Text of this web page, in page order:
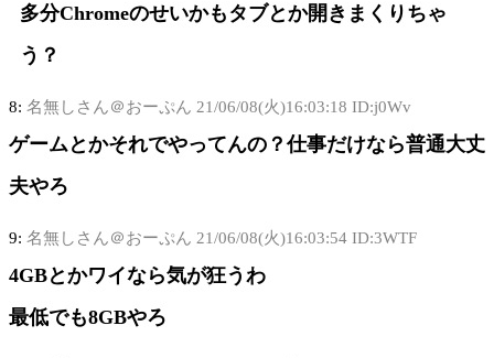
多分Chromeのせいかもタブとか開きまくりちゃ
う？
8: 名無しさん＠おーぷん 21/06/08(火)16:03:18 ID:j0Wv
ゲームとかそれでやってんの？仕事だけなら普通大丈
夫やろ
9: 名無しさん＠おーぷん 21/06/08(火)16:03:54 ID:3WTF
4GBとかワイなら気が狂うわ
最低でも8GBやろ